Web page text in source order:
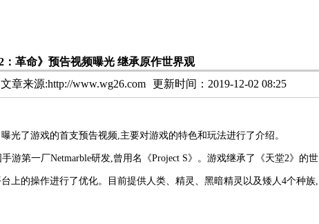
2：革命》预告视频曝光 继承原作世界观
文章来源:http://www.wg26.com 更新时间：2019-12-02 08:25
光了游戏的首支预告视频,主要对游戏的特色和玩法进行了介绍。
游第一厂Netmarble研发,曾用名《Project S》。游戏继承了《天堂2》的世
上的操作进行了优化。目前提供人类、精灵、黑暗精灵以及矮人4个种族,